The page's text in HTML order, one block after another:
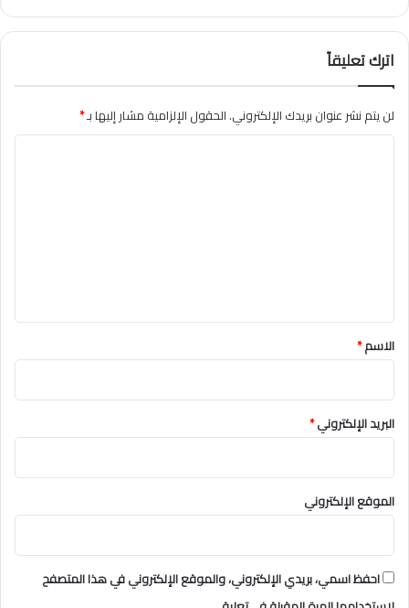
اترك تعليقاً
لن يتم نشر عنوان بريدك الإلكتروني.الحقول الإلزامية مشار إليها بـ*
*
الاسم*
البريد الإلكتروني*
الموقع الإلكتروني
احفظ اسمي، بريدي الإلكتروني، والموقع الإلكتروني في هذا المتصفح